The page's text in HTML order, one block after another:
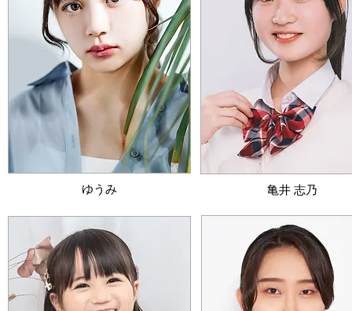
​ゆうみ ​亀井 志乃